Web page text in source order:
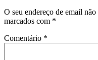
O seu endereço de email
marcados com *
Comentário *